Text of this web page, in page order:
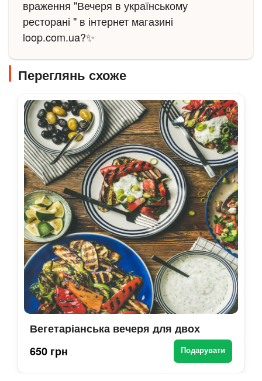
враження "Вечеря в українському
ресторані " в інтернет магазині
loop.com.ua?✨
Переглянь схоже
Вегетаріанська вечеря для двох
650 грн
Подарувати